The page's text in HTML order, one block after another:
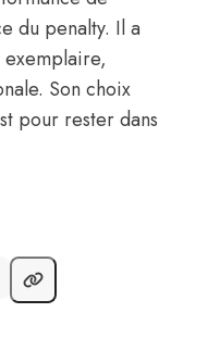
du penalty. Il a
Son choix
pour rester dans